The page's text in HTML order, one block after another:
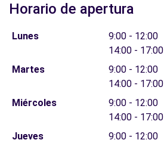
Horario de apertura
Lunes
9:00 - 12:00
14:00 - 17:00
Martes
9:00 - 12:00
14:00 - 17:00
Miércoles
9:00 - 12:00
14:00 - 17:00
Jueves
9:00 - 12:00